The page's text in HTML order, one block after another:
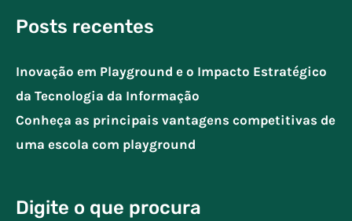
Posts recentes
Inovação em Playground e o Impacto Estratégico
da Tecnologia da Informação
Conheça as principais vantagens competitivas de
uma escola com playground
Digite o que procura